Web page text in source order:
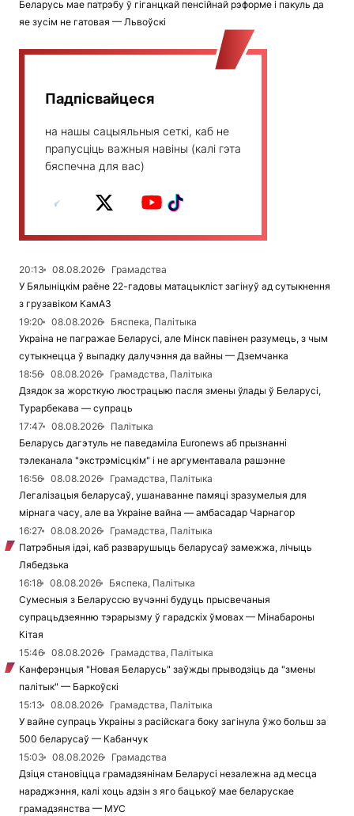
Беларусь мае патрэбу ў гіганцкай пенсійнай рэформе і пакуль да
яе зусім не гатовая — Львоўскі
Падпісвайцеся
на нашы сацыяльныя сеткі, каб не
прапусціць важныя навіны (калі гэта
бяспечна для вас)
20:13 08.08.2026
Грамадства
У Бялыніцкім раёне 22-гадовы матацыкліст загінуў ад сутыкнення
з грузавіком КамАЗ
19:20
08.08.2026
Бяспека, Палітыка
Украіна не пагражае Беларусі, але Мінск павінен разумець, з чым
сутыкнецца ў выпадку далучэння да вайны — Дземчанка
18:56
08.08.2026
Грамадства, Палітыка
Дзядок за жорсткую люстрацыю пасля змены ўлады ў Беларусі,
Турарбекава — супраць
17:47
08.08.2026
Палітыка
Беларусь дагэтуль не паведаміла Euronews аб прызнанні
тэлеканала "экстрэмісцкім" і не аргументавала рашэнне
16:56
08.08.2026
Грамадства, Палітыка
Легалізацыя беларусаў, ушанаванне памяці зразумелыя для
мірнага часу, але ва Украіне вайна — амбасадар Чарнагор
16:27
08.08.2026
Грамадства, Палітыка
Патрэбныя ідэі, каб разварушыць беларусаў замежжа, лічыць
Лябедзька
16:18
08.08.2026
Бяспека, Палітыка
Сумесныя з Беларуссю вучэнні будуць прысвечаныя
супрацьдзеянню тэрарызму ў гарадскіх ўмовах — Мінабароны
Кітая
15:46
08.08.2026
Грамадства, Палітыка
Канферэнцыя "Новая Беларусь" заўжды прыводзіць да "змены
палітык" — Баркоўскі
15:13
08.08.2026
Грамадства, Палітыка
У вайне супраць Украіны з расійскага боку загінула ўжо больш за
500 беларусаў — Кабанчук
15:03
08.08.2026
Грамадства
Дзіця становіцца грамадзянінам Беларусі незалежна ад месца
нараджэння, калі хоць адзін з яго бацькоў мае беларускае
грамадзянства — МУС